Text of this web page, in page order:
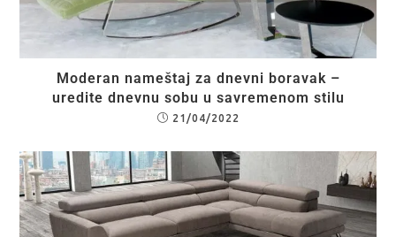
Moderan nameštaj za dnevni boravak –
uredite dnevnu sobu u savremenom stilu
21/04/2022